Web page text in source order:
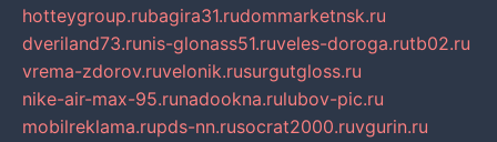
hotteygroup.rubagira31.rudommarketnsk.ru
dveriland73.runis-glonass51.ruveles-doroga.rutb02.ru
vrema-zdorov.ruvelonik.rusurgutgloss.ru
nike-air-max-95.runadookna.rulubov-pic.ru
mobilreklama.rupds-nn.rusocrat2000.ruvgurin.ru